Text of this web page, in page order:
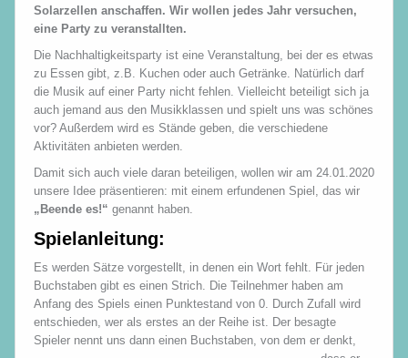
Solarzellen anschaffen. Wir wollen jedes Jahr versuchen,
eine Party zu veranstallten.
Die Nachhaltigkeitsparty ist eine Veranstaltung, bei der es etwas
zu Essen gibt, z.B. Kuchen oder auch Getränke. Natürlich darf
die Musik auf einer Party nicht fehlen. Vielleicht beteiligt sich ja
auch jemand aus den Musikklassen und spielt uns was schönes
vor? Außerdem wird es Stände geben, die verschiedene
Aktivitäten anbieten werden.
Damit sich auch viele daran beteiligen, wollen wir am 24.01.2020
unsere Idee präsentieren: mit einem erfundenen Spiel, das wir
„Beende es!“ genannt haben.
Spielanleitung:
Es werden Sätze vorgestellt, in denen ein Wort fehlt. Für jeden
Buchstaben gibt es einen Strich. Die Teilnehmer haben am
Anfang des Spiels einen Punktestand von 0. Durch Zufall wird
entschieden, wer als erstes an der Reihe ist. Der besagte
Spieler nennt uns dann einen Buchstaben, von dem er denkt,